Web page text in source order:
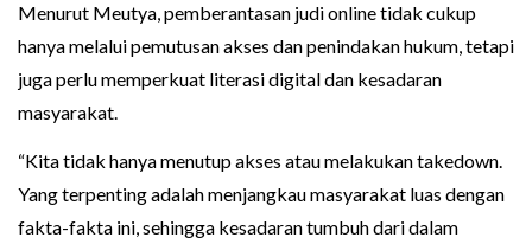
Menurut Meutya, pemberantasan judi online tidak cukup
hanya melalui pemutusan akses dan penindakan hukum, tetapi
juga perlu memperkuat literasi digital dan kesadaran
masyarakat.
“Kita tidak hanya menutup akses atau melakukan takedown.
Yang terpenting adalah menjangkau masyarakat luas dengan
fakta-fakta ini, sehingga kesadaran tumbuh dari dalam